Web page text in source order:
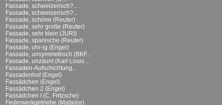
Fassade, schweizerisch?...
Fassade, schweizerisch?...
Fassade, schöne (Reuter)
Fassade, sehr große (Reuter)
Fassade, sehr klein (JURI)
Fassade, spanische (Reuter)
Fassade, uhr-ig (Engel)
Fassade, unsymmetrisch (BKF...
Fassade, unzäunt (Karl Louis...
Fassaden-Aufschichtung...
Fassadenhof (Engel)
Fassädchen (Engel)
Fassädchen 2 (Engel)
Fassädchen I (C. Fritzsche)
Federwerkgetriebe (Matador)